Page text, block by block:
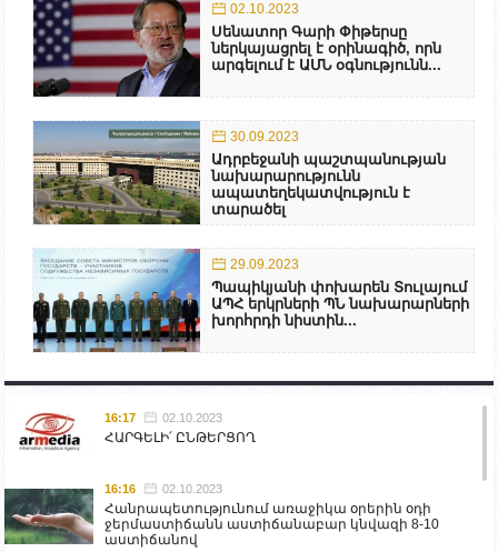
02.10.2023
Սենատոր Գարի Փիթերսը
ներկայացրել է օրինագիծ, որն
արգելում է ԱՄՆ օգնությունն...
30.09.2023
Ադրբեջանի պաշտպանության
նախարարությունն
ապատեղեկատվություն է
տարածել
29.09.2023
Պապիկյանի փոխարեն Տուլայում
ԱՊՀ երկրների ՊՆ նախարարների
խորհրդի նիստին...
16:17 02.10.2023
ՀԱՐԳԵԼԻ՛ ԸՆԹԵՐՑՈՂ
16:16 02.10.2023
Հանրապետությունում առաջիկա օրերին օդի
ջերմաստիճանն աստիճանաբար կնվազի 8-10
աստիճանով